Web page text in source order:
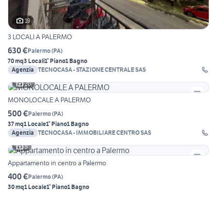
19
3 LOCALI A PALERMO
630 €Palermo(PA)
70 mq3 Locali1° Piano1 Bagno
Agenzia TECNOCASA - STAZIONE CENTRALE SAS
20
MONOLOCALE A PALERMO
500 €Palermo(PA)
37 mq1 Locale1° Piano1 Bagno
Agenzia TECNOCASA - IMMOBILIARE CENTRO SAS
5
Appartamento in centro a Palermo
400 €Palermo(PA)
30 mq1 Locale1° Piano1 Bagno